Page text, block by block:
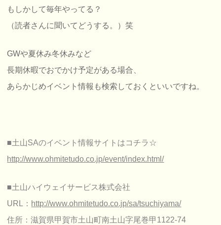
もしかして毎年やってる？
（読者さんに聞いてどうする。）笑
GWや夏休み冬休みなど
長期休暇でおでかけ予定がある場合、
あらかじめイベント情報も検索しておくといいですね。
■土山SAのイベント情報サイトはコチラ☆
http://www.ohmitetudo.co.jp/event/index.html/
■土山ハイウェイサービス株式会社
URL： http://www.ohmitetudo.co.jp/sa/tsuchiyama/
住所：滋賀県甲賀市土山町南土山字尾巻甲1122-74